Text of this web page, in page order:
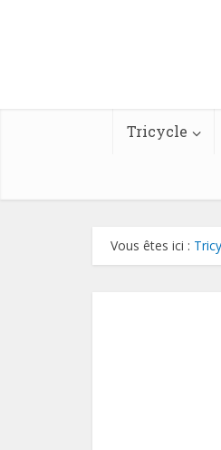
Tricycle
Vous êtes ici :